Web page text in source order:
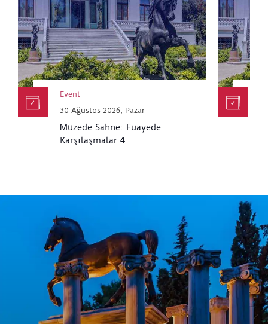
16 Mart Cumartesi, 11:00 - 12:30
30 Mart Cumartesi, 11:00 - 12:30
*Katılım müze biletiyle ücretsizdir.
Event
30 Ağustos 2026, Pazar
Müzede Sahne: Fuayede
Karşılaşmalar 4